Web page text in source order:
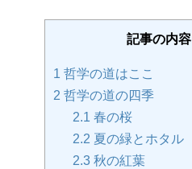
記事の内容
1 哲学の道はここ
2 哲学の道の四季
2.1 春の桜
2.2 夏の緑とホタル
2.3 秋の紅葉